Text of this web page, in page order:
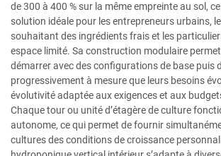
de 300 à 400 % sur la même empreinte au sol,
solution idéale pour les entrepreneurs urbains,
souhaitant des ingrédients frais et les
espace limité. Sa construction modulaire
démarrer avec des configurations de base puis
progressivement à mesure que leurs besoins
évolutivité adaptée aux exigences et aux
Chaque tour ou unité d’étagère de culture
autonome, ce qui permet de fournir
cultures des conditions de croissance